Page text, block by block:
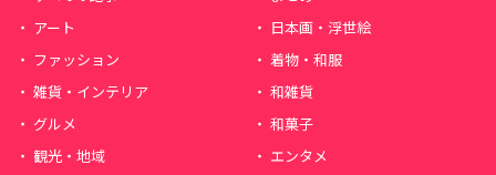
アート
日本画・浮世絵
ファッション
着物・和服
雑貨・インテリア
和雑貨
グルメ
和菓子
観光・地域
エンタメ